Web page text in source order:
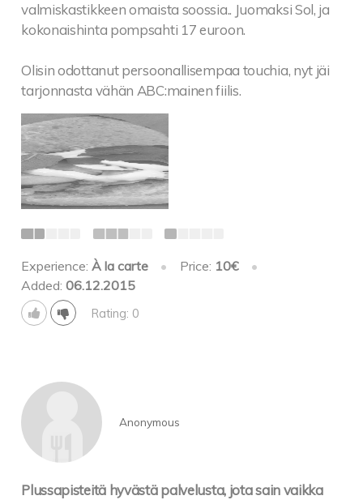
valmiskastikkeen omaista soossia.. Juomaksi Sol, ja
kokonaishinta pompsahti 17 euroon.
Olisin odottanut persoonallisempaa touchia, nyt jäi
tarjonnasta vähän ABC:mainen fiilis.
Experience:À la carte • Price: 10€
•
Added:06.12.2015
Rating: 0
Anonymous
Plussapisteitä hyvästä palvelusta, jota sain vaikka